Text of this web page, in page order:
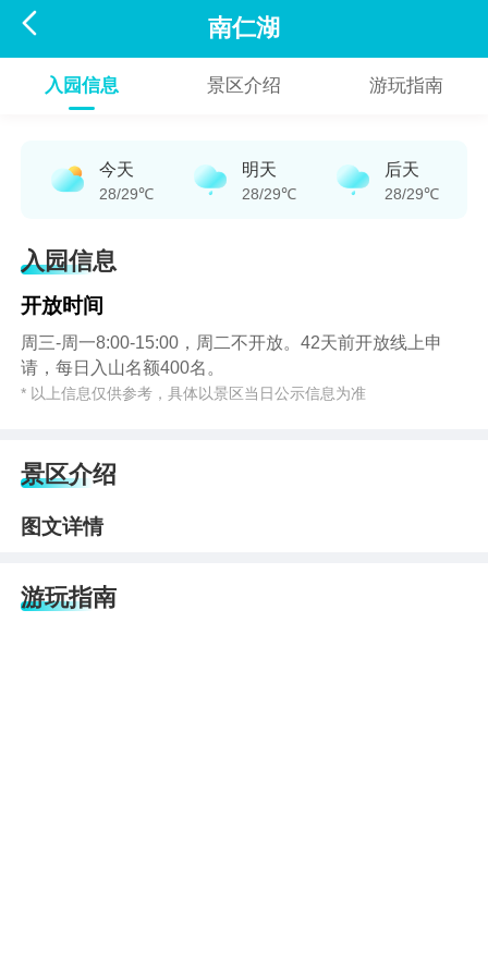
 南仁湖
入园信息 景区介绍 游玩指南
今天
28/29℃
明天
28/29℃
后天
28/29℃
入园信息
开放时间
周三-周一8:00-15:00，周二不开放。42天前开放线上申
请，每日入山名额400名。
* 以上信息仅供参考，具体以景区当日公示信息为准
景区介绍
图文详情
游玩指南